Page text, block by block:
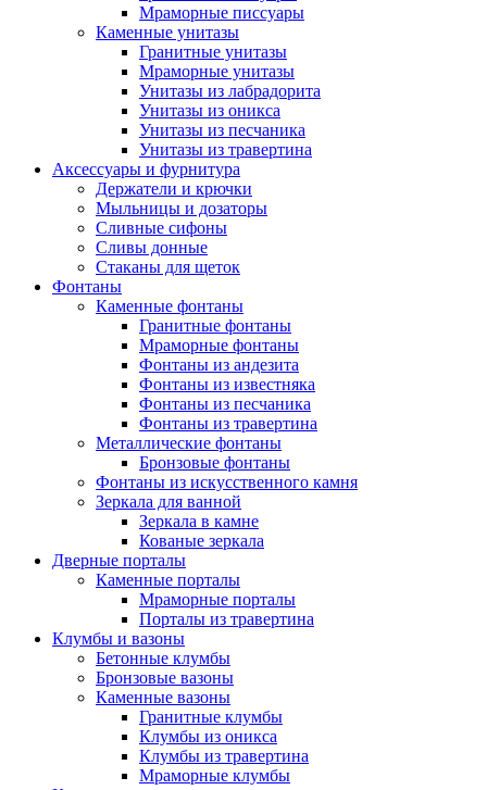
Мраморные писсуары
Каменные унитазы
Гранитные унитазы
Мраморные унитазы
Унитазы из лабрадорита
Унитазы из оникса
Унитазы из песчаника
Унитазы из травертина
Аксессуары и фурнитура
Держатели и крючки
Мыльницы и дозаторы
Сливные сифоны
Сливы донные
Стаканы для щеток
Фонтаны
Каменные фонтаны
Гранитные фонтаны
Мраморные фонтаны
Фонтаны из андезита
Фонтаны из известняка
Фонтаны из песчаника
Фонтаны из травертина
Металлические фонтаны
Бронзовые фонтаны
Фонтаны из искусственного камня
Зеркала для ванной
Зеркала в камне
Кованые зеркала
Дверные порталы
Каменные порталы
Мраморные порталы
Порталы из травертина
Клумбы и вазоны
Бетонные клумбы
Бронзовые вазоны
Каменные вазоны
Гранитные клумбы
Клумбы из оникса
Клумбы из травертина
Мраморные клумбы